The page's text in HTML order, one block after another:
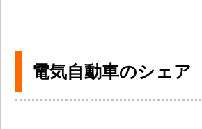
電気自動車のシェア